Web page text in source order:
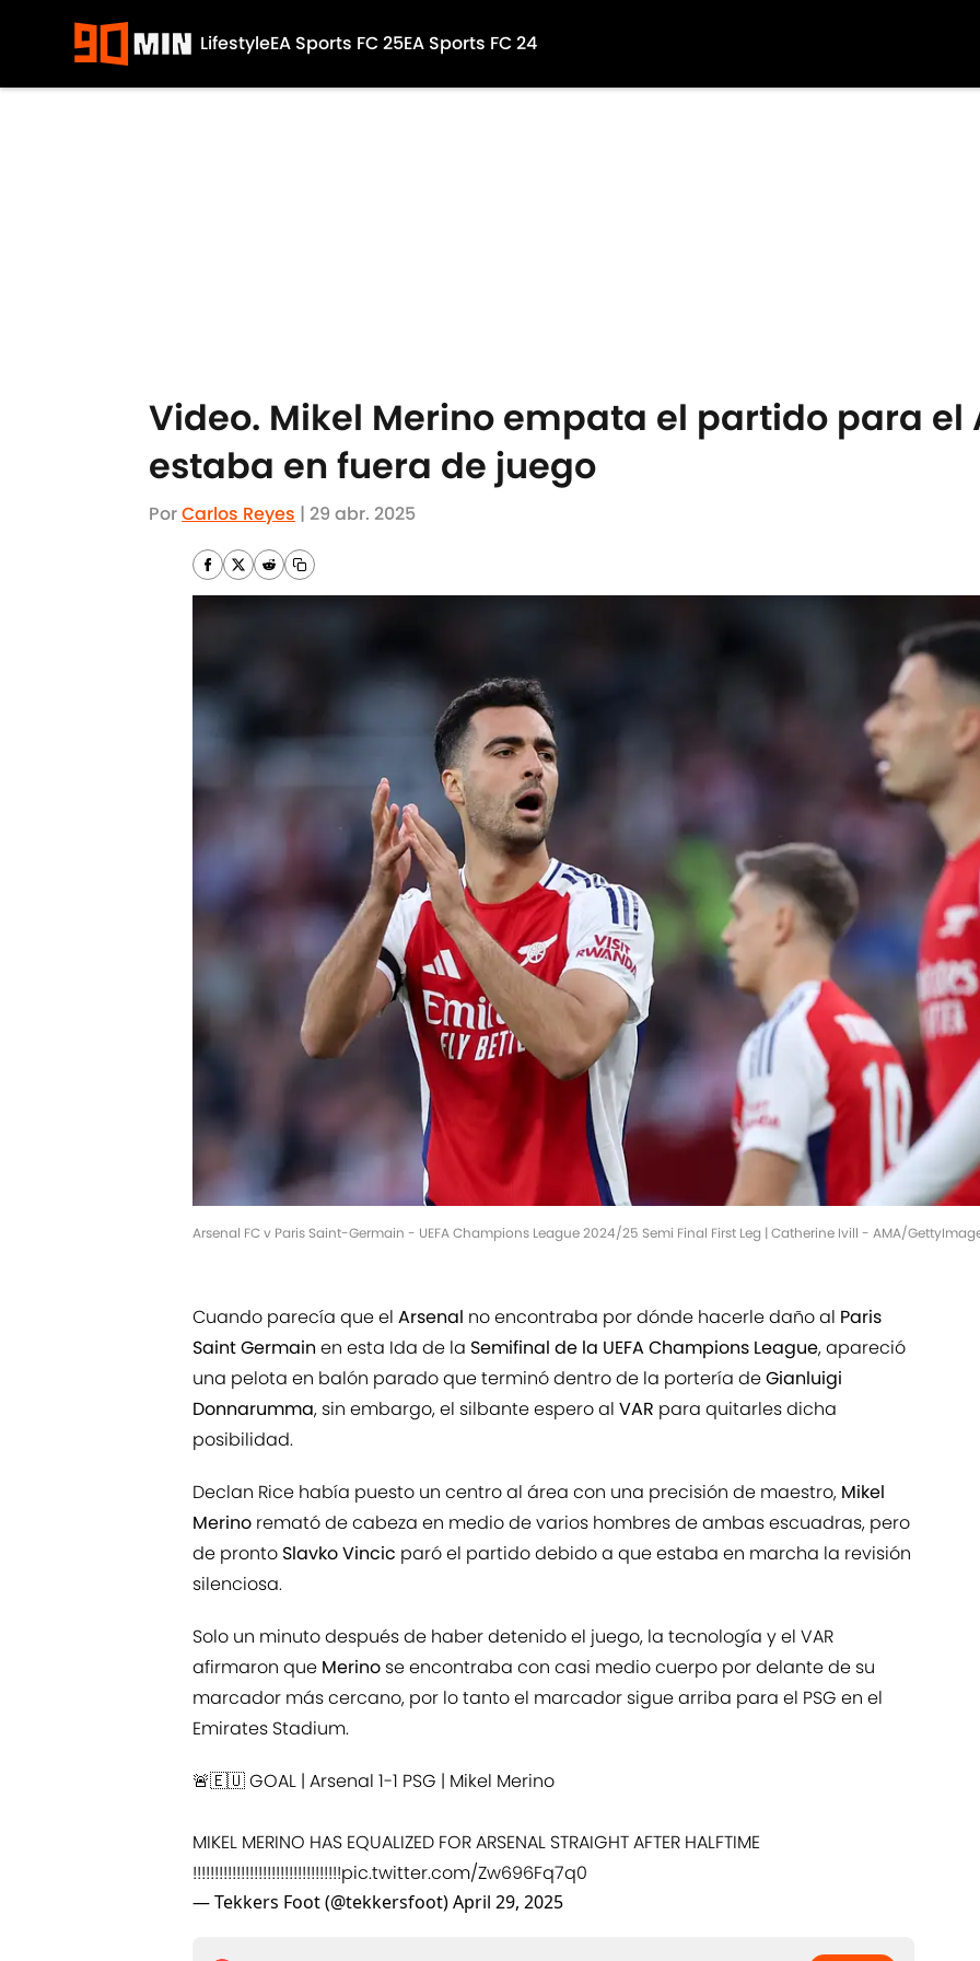
LifestyleEA Sports FC 25EA Sports FC 24
Video. Mikel Merino empata el partido para el
estaba en fuera de juego
PorCarlos Reyes | 29 abr. 2025
Arsenal FC v Paris Saint-Germain - UEFA Champions League 2024/25 Semi Final First Leg | Catherine Ivill - AMA/
Cuando parecía que el Arsenal no encontraba por dónde hacerle daño al Paris
Saint Germain en esta Ida de la Semifinal de la UEFA Champions League, apareció
una pelota en balón parado que terminó dentro de la portería deGianluigi
Donnarumma, sin embargo, el silbante espero al VAR para quitarles dicha
posibilidad.
Declan Rice había puesto un centro al área con una precisión de maestro, Mikel
Merino remató de cabeza en medio de varios hombres de ambas escuadras, pero
de pronto Slavko Vincic paró el partido debido a que estaba en marcha la revisión
silenciosa.
Solo un minuto después de haber detenido el juego, la tecnología y el VAR
afirmaron que Merino se encontraba con casi medio cuerpo por delante de su
marcador más cercano, por lo tanto el marcador sigue arriba para el PSG en el
Emirates Stadium.
🚨🇪🇺 GOAL | Arsenal 1-1 PSG | Mikel Merino
MIKEL MERINO HAS EQUALIZED FOR ARSENAL STRAIGHT AFTER HALFTIME
!!!!!!!!!!!!!!!!!!!!!!!!!!!!!!!!!!pic.twitter.com/Zw696Fq7q0
— Tekkers Foot (@tekkersfoot)April 29, 2025